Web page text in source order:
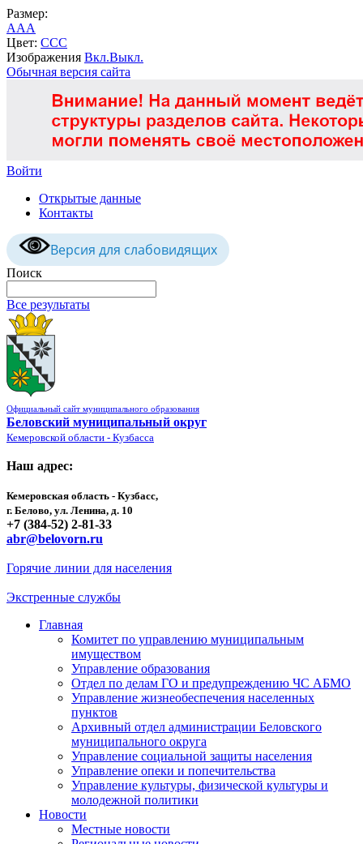
Размер:
AAA
Цвет: CCC
Изображения Вкл.Выкл.
Обычная версия сайта
Войти
Открытые данные
Контакты
Версия для слабовидящих
Поиск
Все результаты
Официальный сайт муниципального образования
Беловский муниципальный округ
Кемеровской области - Кузбасса
Наш адрес:
Кемеровская область - Кузбасс,
г. Белово, ул. Ленина, д. 10
+7 (384-52) 2-81-33
abr@belovorn.ru
Горячие линии для населения
Экстренные службы
Главная
Комитет по управлению муниципальным
имуществом
Управление образования
Отдел по делам ГО и предупреждению ЧС АБМО
Управление жизнеобеспечения населенных
пунктов
Архивный отдел администрации Беловского
муниципального округа
Управление социальной защиты населения
Управление опеки и попечительства
Управление культуры, физической культуры и
молодежной политики
Новости
Местные новости